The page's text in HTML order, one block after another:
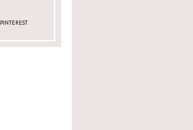
PINTEREST